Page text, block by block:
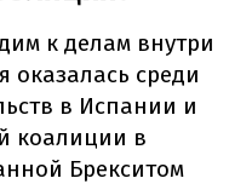
к делам внутри
оказалась среди
в Испании и
коалиции в
Брекситом